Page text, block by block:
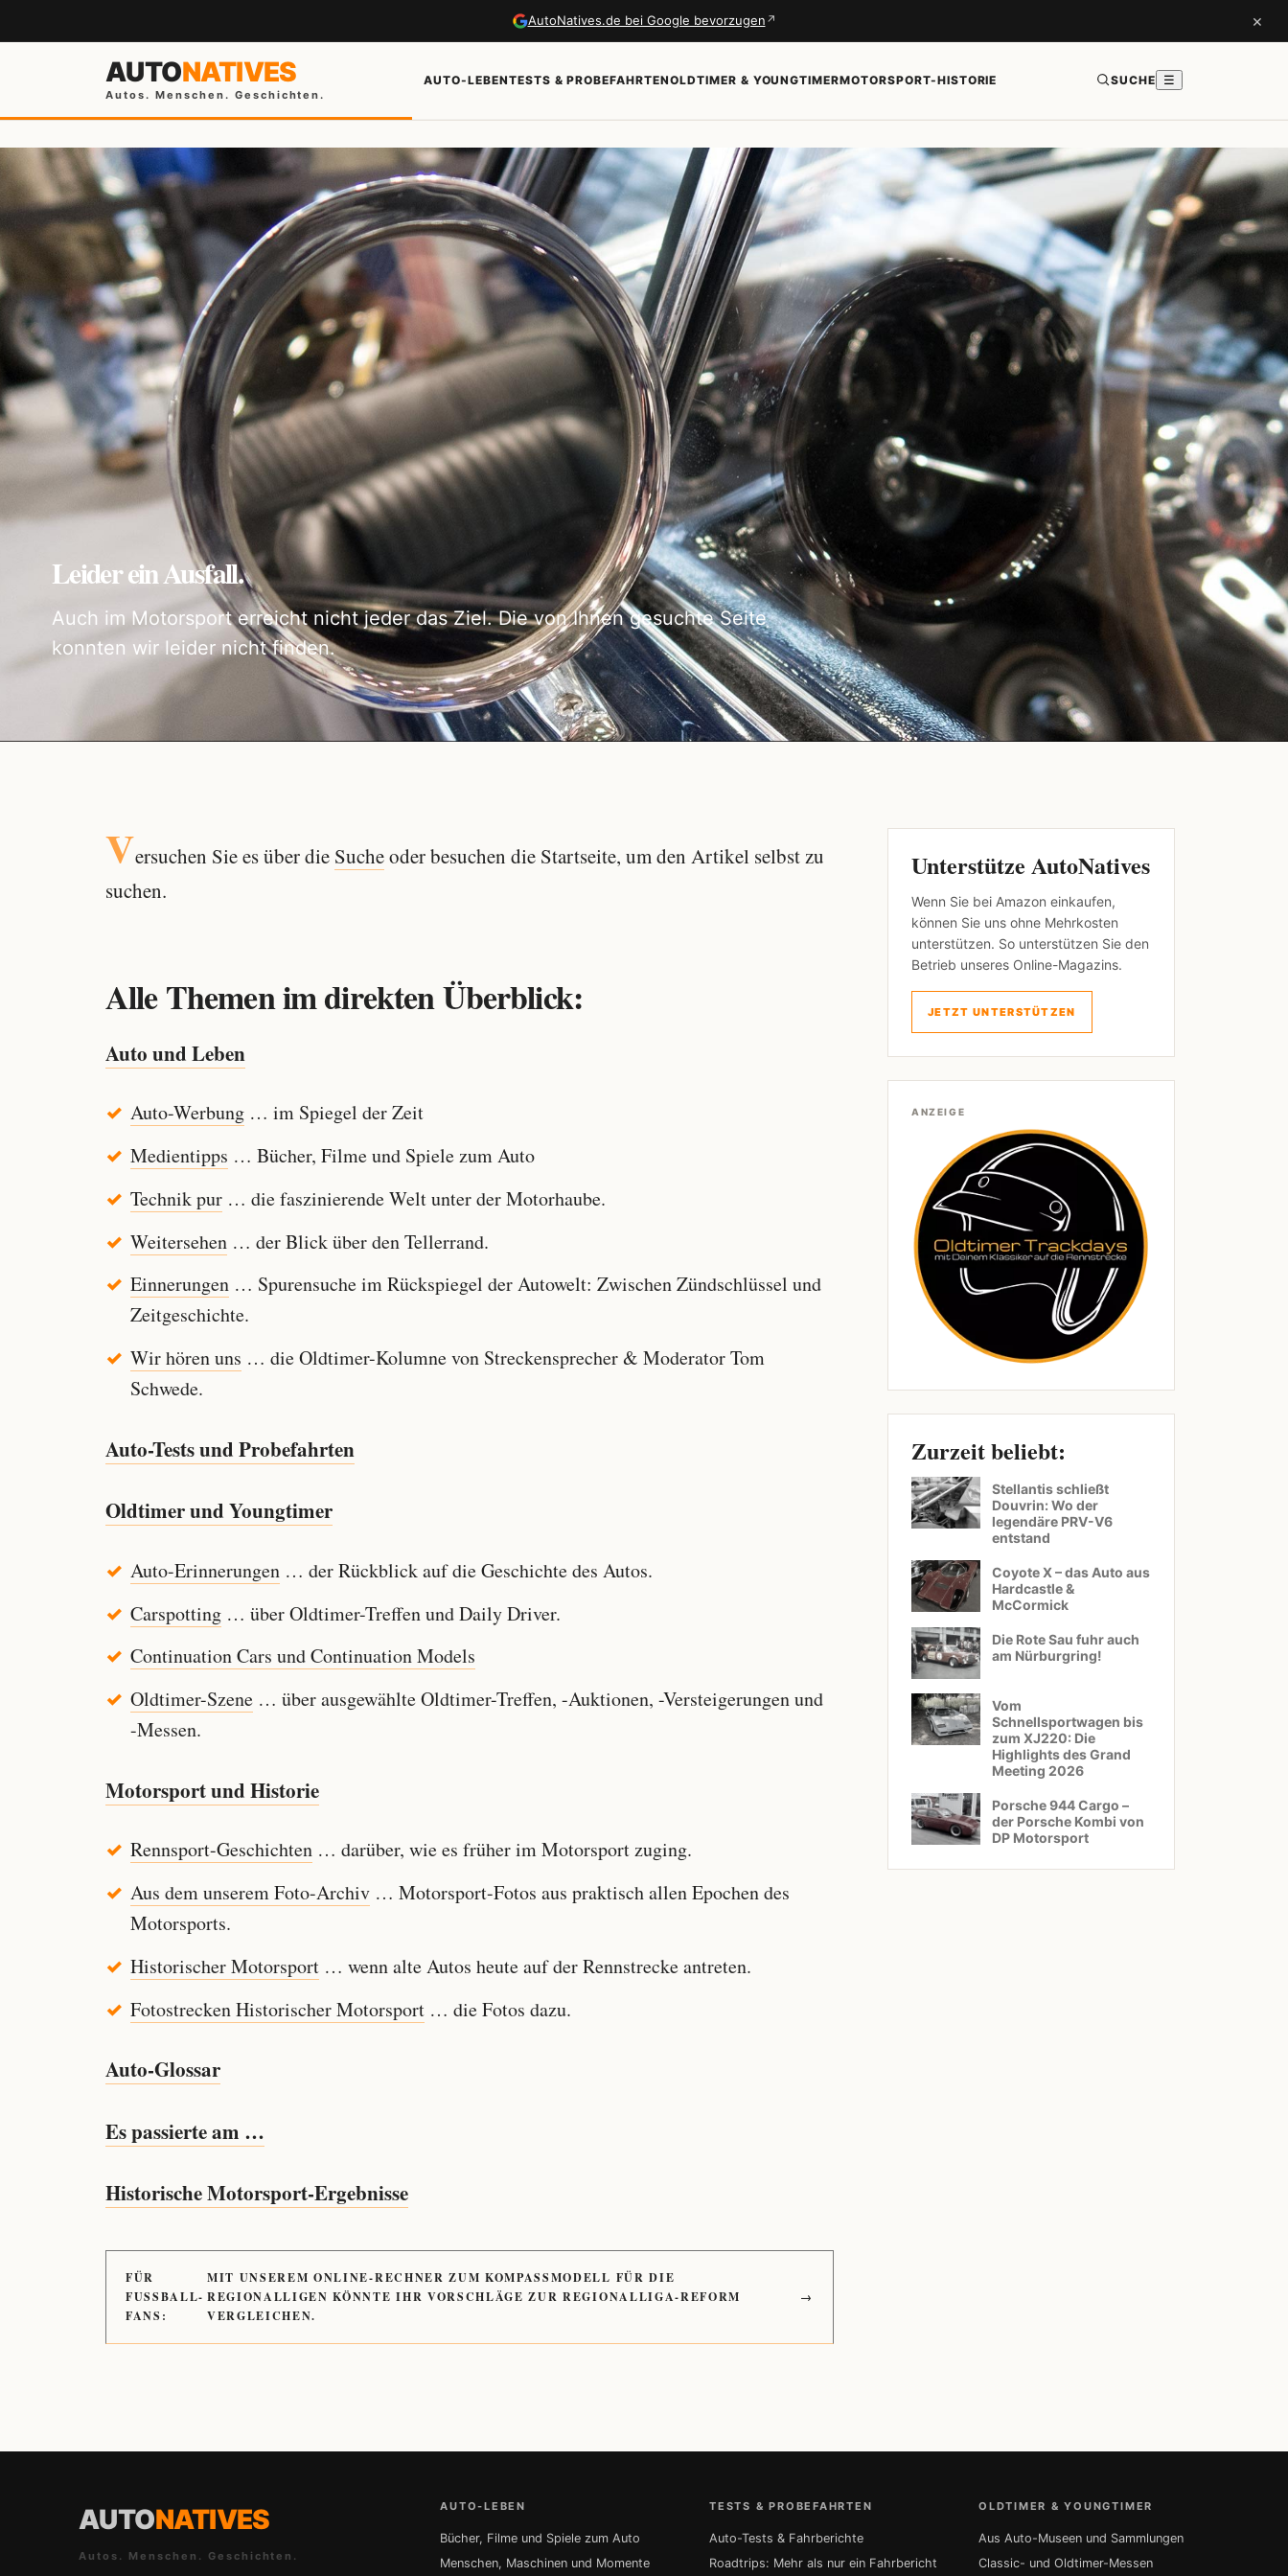
AutoNatives.de bei Google bevorzugen ↗ ×
AUTONATIVES
Autos. Menschen. Geschichten.
AUTO-LEBENTESTS & PROBEFAHRTENOLDTIMER & YOUNGTIMERMOTORSPORT-HISTORIE SUCHE ☰
Leider ein Ausfall.
Auch im Motorsport erreicht nicht jeder das Ziel. Die von Ihnen gesuchte Seite
konnten wir leider nicht finden.
Versuchen Sie es über die Sucheoder besuchen die Startseite, um den Artikel selbst zu
suchen.
Alle Themen im direkten Überblick:
Auto und Leben
Auto-Werbung… im Spiegel der Zeit
Medientipps … Bücher, Filme und Spiele zum Auto
Technik pur… die faszinierende Welt unter der Motorhaube.
Weitersehen… der Blick über den Tellerrand.
Einnerungen… Spurensuche im Rückspiegel der Autowelt: Zwischen Zündschlüssel und
Zeitgeschichte.
Wir hören uns … die Oldtimer-Kolumne von Streckensprecher & Moderator Tom
Schwede.
Auto-Tests und Probefahrten
Oldtimer und Youngtimer
Auto-Erinnerungen… der Rückblick auf die Geschichte des Autos.
Carspotting… über Oldtimer-Treffen und Daily Driver.
Continuation Cars und Continuation Models
Oldtimer-Szene… über ausgewählte Oldtimer-Treffen, -Auktionen, -Versteigerungen und
-Messen.
Motorsport und Historie
Rennsport-Geschichten… darüber, wie es früher im Motorsport zuging.
Aus dem unserem Foto-Archiv… Motorsport-Fotos aus praktisch allen Epochen des
Motorsports.
Historischer Motorsport… wenn alte Autos heute auf der Rennstrecke antreten.
Fotostrecken Historischer Motorsport… die Fotos dazu.
Auto-Glossar
Es passierte am …
Historische Motorsport-Ergebnisse
FÜR
FUSSBALL-
FANS:
MIT UNSEREM ONLINE-RECHNER ZUM KOMPASSMODELL FÜR DIE
REGIONALLIGEN KÖNNTE IHR VORSCHLÄGE ZUR REGIONALLIGA-REFORM
VERGLEICHEN.
→
Unterstütze AutoNatives
Wenn Sie bei Amazon einkaufen,
können Sie uns ohne Mehrkosten
unterstützen. So unterstützen Sie den
Betrieb unseres Online-Magazins.
JETZT UNTERSTÜTZEN
ANZEIGE
Zurzeit beliebt:
Stellantis schließt
Douvrin: Wo der
legendäre PRV-V6
entstand
Coyote X – das Auto aus
Hardcastle &
McCormick
Die Rote Sau fuhr auch
am Nürburgring!
Vom
Schnellsportwagen bis
zum XJ220: Die
Highlights des Grand
Meeting 2026
Porsche 944 Cargo –
der Porsche Kombi von
DP Motorsport
AUTONATIVES
Autos. Menschen. Geschichten.
AUTO-LEBEN
Bücher, Filme und Spiele zum Auto
Menschen, Maschinen und Momente
TESTS & PROBEFAHRTEN
Auto-Tests & Fahrberichte
Roadtrips: Mehr als nur ein Fahrbericht
OLDTIMER & YOUNGTIMER
Aus Auto-Museen und Sammlungen
Classic- und Oldtimer-Messen